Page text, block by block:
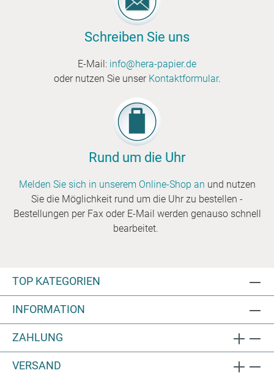
Schreiben Sie uns
E-Mail: info@hera-papier.de
oder nutzen Sie unser Kontaktformular.
Rund um die Uhr
Melden Sie sich in unserem Online-Shop an und nutzen
Sie die Möglichkeit rund um die Uhr zu bestellen -
Bestellungen per Fax oder E-Mail werden genauso schnell
bearbeitet.
TOP KATEGORIEN
INFORMATION
ZAHLUNG
VERSAND